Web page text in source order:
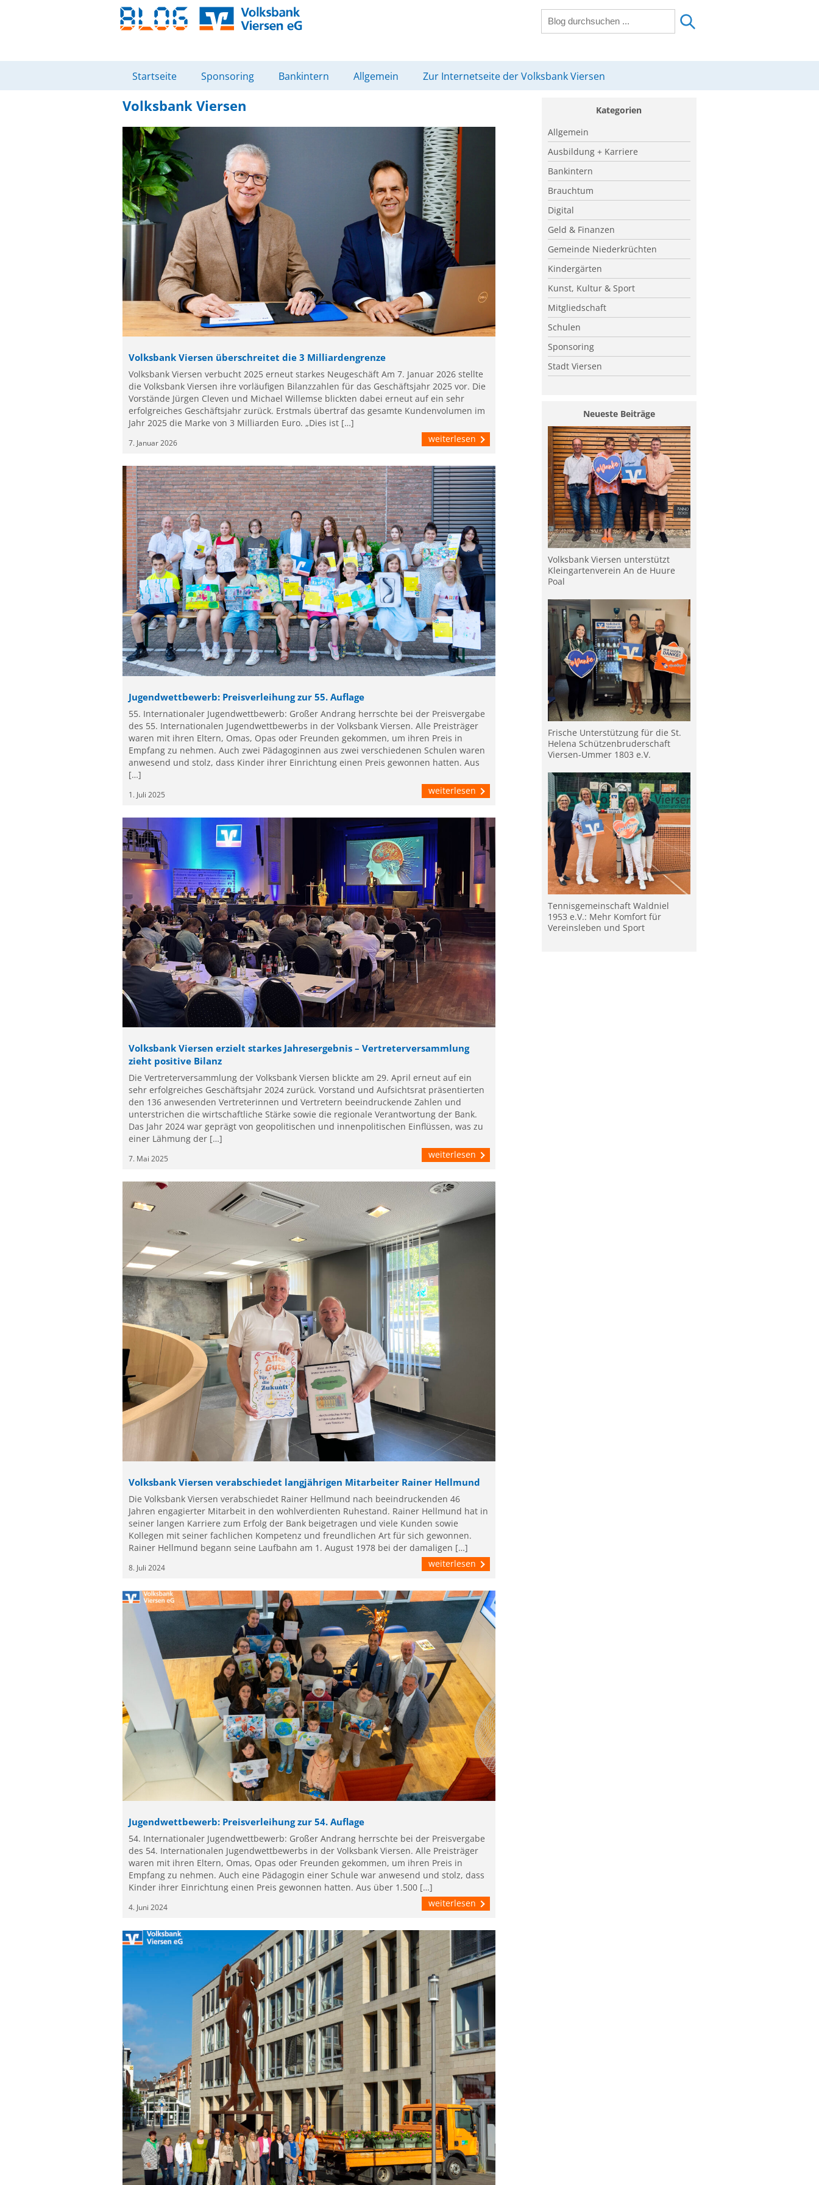
Startseite Sponsoring Bankintern Allgemein Zur Internetseite der Volksbank Viersen
Volksbank Viersen
Volksbank Viersen überschreitet die 3 Milliardengrenze
Volksbank Viersen verbucht 2025 erneut starkes Neugeschäft Am 7. Januar 2026 stellte
die Volksbank Viersen ihre vorläufigen Bilanzzahlen für das Geschäftsjahr 2025 vor. Die
Vorstände Jürgen Cleven und Michael Willemse blickten dabei erneut auf ein sehr
erfolgreiches Geschäftsjahr zurück. Erstmals übertraf das gesamte Kundenvolumen im
Jahr 2025 die Marke von 3 Milliarden Euro. „Dies ist […]
7. Januar 2026 weiterlesen
Jugendwettbewerb: Preisverleihung zur 55. Auflage
55. Internationaler Jugendwettbewerb: Großer Andrang herrschte bei der Preisvergabe
des 55. Internationalen Jugendwettbewerbs in der Volksbank Viersen. Alle Preisträger
waren mit ihren Eltern, Omas, Opas oder Freunden gekommen, um ihren Preis in
Empfang zu nehmen. Auch zwei Pädagoginnen aus zwei verschiedenen Schulen waren
anwesend und stolz, dass Kinder ihrer Einrichtung einen Preis gewonnen hatten. Aus
[…]
1. Juli 2025 weiterlesen
Volksbank Viersen erzielt starkes Jahresergebnis – Vertreterversammlung
zieht positive Bilanz
Die Vertreterversammlung der Volksbank Viersen blickte am 29. April erneut auf ein
sehr erfolgreiches Geschäftsjahr 2024 zurück. Vorstand und Aufsichtsrat präsentierten
den 136 anwesenden Vertreterinnen und Vertretern beeindruckende Zahlen und
unterstrichen die wirtschaftliche Stärke sowie die regionale Verantwortung der Bank.
Das Jahr 2024 war geprägt von geopolitischen und innenpolitischen Einflüssen, was zu
einer Lähmung der […]
7. Mai 2025 weiterlesen
Volksbank Viersen verabschiedet langjährigen Mitarbeiter Rainer Hellmund
Die Volksbank Viersen verabschiedet Rainer Hellmund nach beeindruckenden 46
Jahren engagierter Mitarbeit in den wohlverdienten Ruhestand. Rainer Hellmund hat in
seiner langen Karriere zum Erfolg der Bank beigetragen und viele Kunden sowie
Kollegen mit seiner fachlichen Kompetenz und freundlichen Art für sich gewonnen.
Rainer Hellmund begann seine Laufbahn am 1. August 1978 bei der damaligen […]
8. Juli 2024 weiterlesen
Jugendwettbewerb: Preisverleihung zur 54. Auflage
54. Internationaler Jugendwettbewerb: Großer Andrang herrschte bei der Preisvergabe
des 54. Internationalen Jugendwettbewerbs in der Volksbank Viersen. Alle Preisträger
waren mit ihren Eltern, Omas, Opas oder Freunden gekommen, um ihren Preis in
Empfang zu nehmen. Auch eine Pädagogin einer Schule war anwesend und stolz, dass
Kinder ihrer Einrichtung einen Preis gewonnen hatten. Aus über 1.500 […]
4. Juni 2024 weiterlesen
Kategorien
Allgemein
Ausbildung + Karriere
Bankintern
Brauchtum
Digital
Geld & Finanzen
Gemeinde Niederkrüchten
Kindergärten
Kunst, Kultur & Sport
Mitgliedschaft
Schulen
Sponsoring
Stadt Viersen
Neueste Beiträge
Volksbank Viersen unterstützt
Kleingartenverein An de Huure
Poal
Frische Unterstützung für die St.
Helena Schützenbruderschaft
Viersen-Ummer 1803 e.V.
Tennisgemeinschaft Waldniel
1953 e.V.: Mehr Komfort für
Vereinsleben und Sport